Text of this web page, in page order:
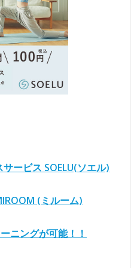
ービス SOELU(ソエル)
(ミルーム)
ニングが可能！！